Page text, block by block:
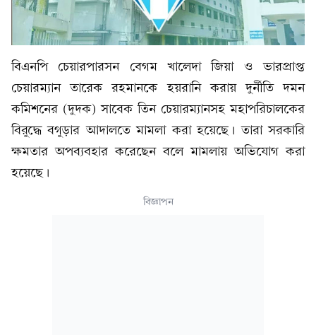
বিএনপি চেয়ারপারসন বেগম খালেদা জিয়া ও ভারপ্রাপ্ত
চেয়ারম্যান তারেক রহমানকে হয়রানি করায় দুর্নীতি দমন
কমিশনের (দুদক) সাবেক তিন চেয়ারম্যানসহ মহাপরিচালকের
বিরুদ্ধে বগুড়ার আদালতে মামলা করা হয়েছে। তারা সরকারি
ক্ষমতার অপব্যবহার করেছেন বলে মামলায় অভিযোগ করা
হয়েছে।
বিজ্ঞাপন